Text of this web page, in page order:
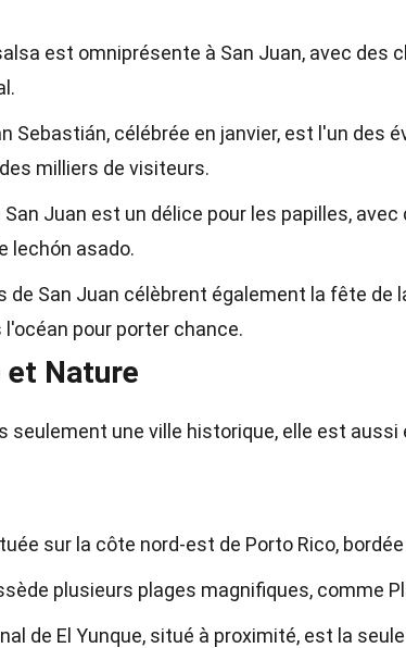
est omniprésente à San Juan, avec des
Sebastián, célébrée en janvier, est l'un des
milliers de visiteurs.
San Juan est un délice pour les papilles,
lechón asado.
de San Juan célèbrent également la fête de
l'océan pour porter chance.
et Nature
seulement une ville historique, elle est
sur la côte nord-est de Porto Rico,
plusieurs plages magnifiques, comme
de El Yunque, situé à proximité, est la